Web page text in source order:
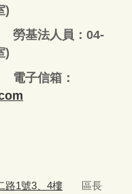
)
：04-
)
：
路1號3、4樓
區長